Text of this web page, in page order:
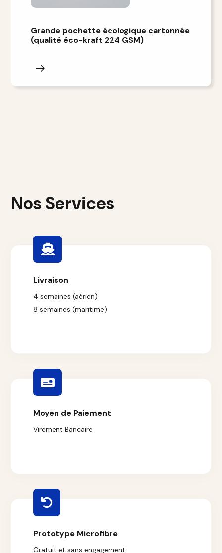
Grande pochette écologique cartonnée
(qualité éco-kraft 224 GSM)
Nos Services
Livraison
4 semaines (aérien)
8 semaines (maritime)
Moyen de Paiement
Virement Bancaire
Prototype Microfibre
Gratuit et sans engagement